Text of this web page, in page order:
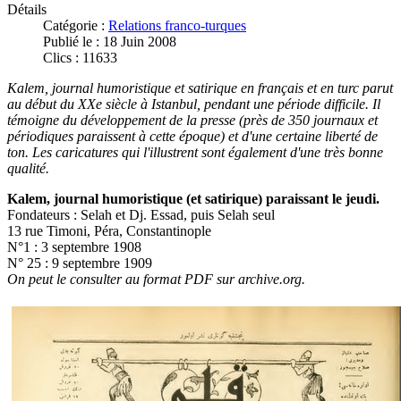
Détails
Catégorie : Relations franco-turques
Publié le : 18 Juin 2008
Clics : 11633
Kalem, journal humoristique et satirique en français et en turc parut
au début du XXe siècle à Istanbul, pendant une période difficile. Il
témoigne du développement de la presse (près de 350 journaux et
périodiques paraissent à cette époque) et d'une certaine liberté de
ton. Les caricatures qui l'illustrent sont également d'une très bonne
qualité.
Kalem, journal humoristique (et satirique) paraissant le jeudi.
Fondateurs : Selah et Dj. Essad, puis Selah seul
13 rue Timoni, Péra, Constantinople
N°1 : 3 septembre 1908
N° 25 : 9 septembre 1909
On peut le consulter au format PDF sur archive.org.